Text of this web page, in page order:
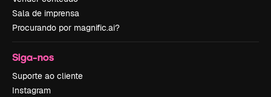
Sala de imprensa
Procurando por magnific.ai?
Siga-nos
Suporte ao cliente
Instagram